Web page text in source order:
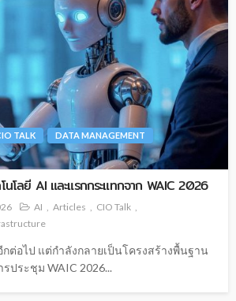
TALK
DATA MANAGEMENT
โลยี AI และแรกกระแทกจาก WAIC 2026
AI Articles
CIO Talk
ต่อไป แต่กำลังกลายเป็นโครงสร้างพื้นฐาน
ประชุม WAIC 2026...